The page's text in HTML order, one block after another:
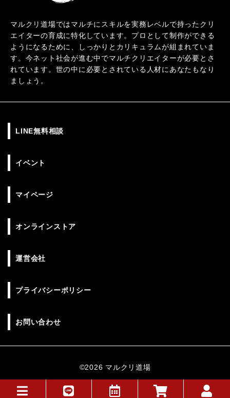
マルクリ道場ではマルチにスキルを実務レベルで持ったクリ
エイターの育成に特化しています。プロとして制作ができる
ようになるために、しっかりとカリキュラムが組まれていま
す。今ネット社会が進む中でマルチクリエイターが必要とさ
れています。世の中に必要とされている人材にあなたもなり
ましょう。
LINE無料相談
イベント
マイページ
オンラインストア
運営会社
プライバシーポリシー
お問い合わせ
©︎2026 マルクリ道場